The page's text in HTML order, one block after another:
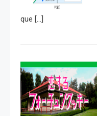
que […]